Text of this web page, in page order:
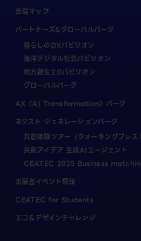
会場マップ
パートナーズ&グローバルパーク
暮らしのDXパビリオン
海洋デジタル社会パビリオン
地方創生2.0パビリオン
グローバルパーク
AX（AI Transformation）パーク
ネクスト ジェネレーションパーク
共創体験ツアー（ウォーキングブレス
共創アイデア 生成AIエージェント
CEATEC 2025 Business
出展者イベント情報
CEATEC for Students
エコ＆デザインチャレンジ